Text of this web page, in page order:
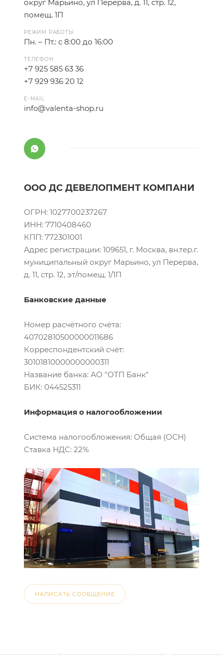
округ Марьино, ул Перерва, д. 11, стр. 12,
помещ. 1П
РЕЖИМ РАБОТЫ
Пн. – Пт.: с 8:00 до 16:00
ТЕЛЕФОН
+7 925 585 63 36
+7 929 936 20 12
E-MAIL
info@valenta-shop.ru
OOO ДС ДЕВЕЛОПМЕНТ КОМПАНИ
ОГРН: 1027700237267
ИНН: 7710408460
КПП: 772301001
Адрес регистрации: 109651, г. Москва, вн.тер.г.
муниципальный округ Марьино, ул Перерва,
д. 11, стр. 12, эт/помещ. 1/1П
Банковские данные
Номер расчётного счёта:
40702810500000011686
Корреспондентский счёт:
30101810000000000311
Название банка: АО "ОТП Банк"
БИК: 044525311
Информация о налогообложении
Система налогообложения: Общая (ОСН)
Ставка НДС: 22%
НАПИСАТЬ СООБЩЕНИЕ